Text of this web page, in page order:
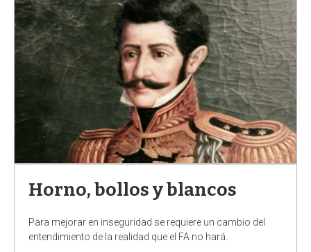
Horno, bollos y blancos
Para mejorar en inseguridad se requiere un cambio del
entendimiento de la realidad que el FA no hará.